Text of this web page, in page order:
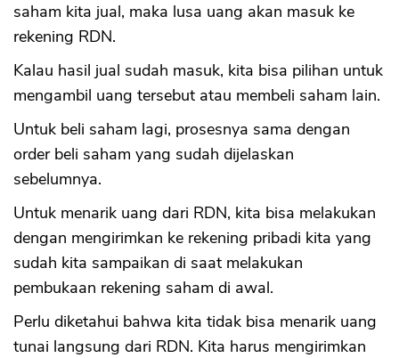
saham kita jual, maka lusa uang akan masuk ke
rekening RDN.
Kalau hasil jual sudah masuk, kita bisa pilihan untuk
mengambil uang tersebut atau membeli saham lain.
Untuk beli saham lagi, prosesnya sama dengan
order beli saham yang sudah dijelaskan
sebelumnya.
Untuk menarik uang dari RDN, kita bisa melakukan
dengan mengirimkan ke rekening pribadi kita yang
sudah kita sampaikan di saat melakukan
pembukaan rekening saham di awal.
Perlu diketahui bahwa kita tidak bisa menarik uang
tunai langsung dari RDN. Kita harus mengirimkan